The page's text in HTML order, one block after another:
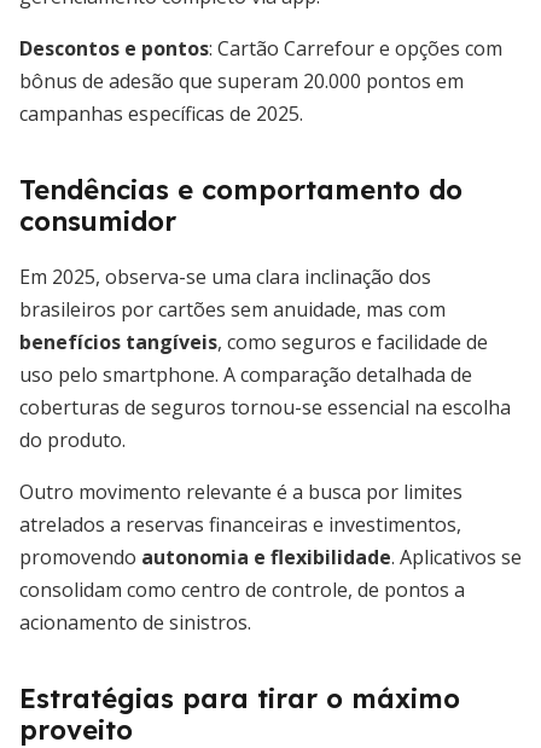
Descontos e pontos: Cartão Carrefour e opções com
bônus de adesão que superam 20.000 pontos em
campanhas específicas de 2025.
Tendências e comportamento do
consumidor
Em 2025, observa-se uma clara inclinação dos
brasileiros por cartões sem anuidade, mas com
benefícios tangíveis, como seguros e facilidade de
uso pelo smartphone. A comparação detalhada de
coberturas de seguros tornou-se essencial na escolha
do produto.
Outro movimento relevante é a busca por limites
atrelados a reservas financeiras e investimentos,
promovendo autonomia e flexibilidade. Aplicativos se
consolidam como centro de controle, de pontos a
acionamento de sinistros.
Estratégias para tirar o máximo
proveito